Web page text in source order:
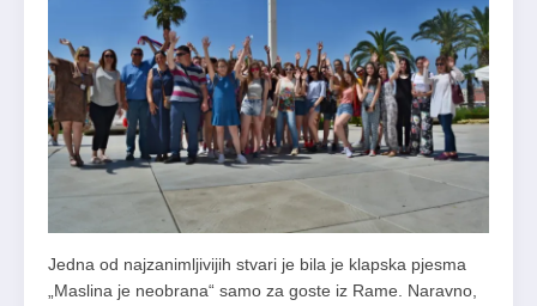
Jedna od najzanimljivijih stvari je bila je klapska pjesma
„Maslina je neobrana“ samo za goste iz Rame. Naravno,